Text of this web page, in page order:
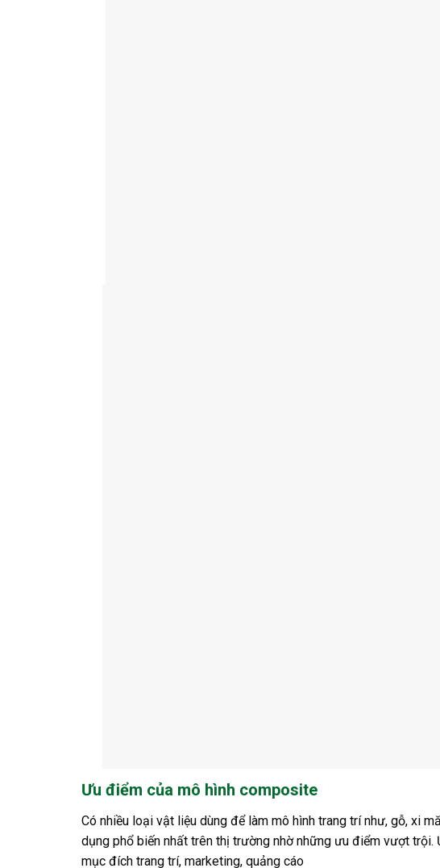
Ưu điểm của mô hình composite
Có nhiều loại vật liệu dùng để làm mô hình trang trí như, gỗ, xi
dụng phổ biến nhất trên thị trường nhờ những ưu điểm vượt
mục đích trang trí, marketing, quảng cáo